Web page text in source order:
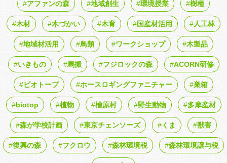
アファンの森 地域創生 環境授業 樹種
木材 木づかい 木育 国産材活用 人工林
地域材活用 鳥類 ワークショップ 木製品
いきもの 馬搬 フジロックの森 ACORN研修
ビオトープ ホースロギングファニチャー 巣箱
biotop 植物 檜原村 野生動物 多摩産材
森が学校計画 東京チェンソーズ くま 獣害
復興の森 フクロウ 森林環境税 森林環境譲与税